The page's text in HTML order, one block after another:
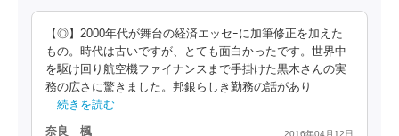
【◎】2000年代が舞台の経済エッセｰに加筆修正を加えた
もの。時代は古いですが、とても面白かったです。世界中
を駆け回り航空機ファイナンスまで手掛けた黒木さんの実
務の広さに驚きました。邦銀らしき勤務の話があり
…続きを読む
奈良 楓 2016年04月12日